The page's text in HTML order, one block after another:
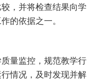
，并将检查结果向学
的依据之一。
量监控，规范教学行
情况，及时发现并解